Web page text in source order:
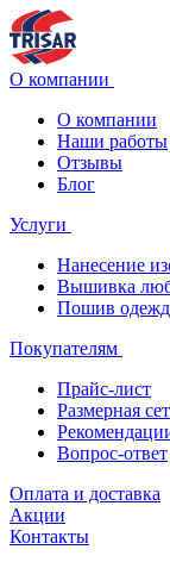
О компании
О компании
Наши работы
Отзывы
Блог
Услуги
Нанесение
Вышивка
Пошив
Покупателям
Прайс-лист
Размерная
Вопрос-ответ
Оплата и доставка
Акции
Контакты